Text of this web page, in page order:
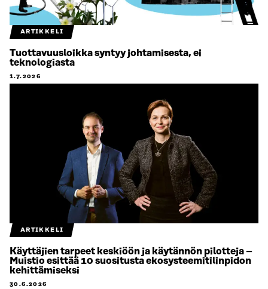
ARTIKKELI
Tuottavuusloikka syntyy johtamisesta, ei
teknologiasta
1.7.2026
ARTIKKELI
Käyttäjien tarpeet keskiöön ja käytännön pilotteja –
Muistio esittää 10 suositusta ekosysteemitilinpidon
kehittämiseksi
30.6.2026